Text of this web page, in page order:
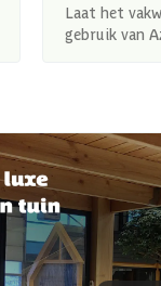
Laat het
gebruik van